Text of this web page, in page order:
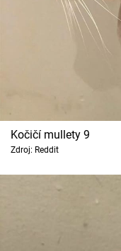
Kočičí mullety 9
Zdroj: Reddit